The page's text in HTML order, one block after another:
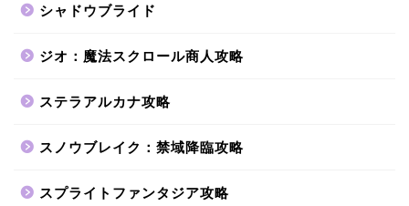
シャドウブライド
ジオ：魔法スクロール商人攻略
ステラアルカナ攻略
スノウブレイク：禁域降臨攻略
スプライトファンタジア攻略